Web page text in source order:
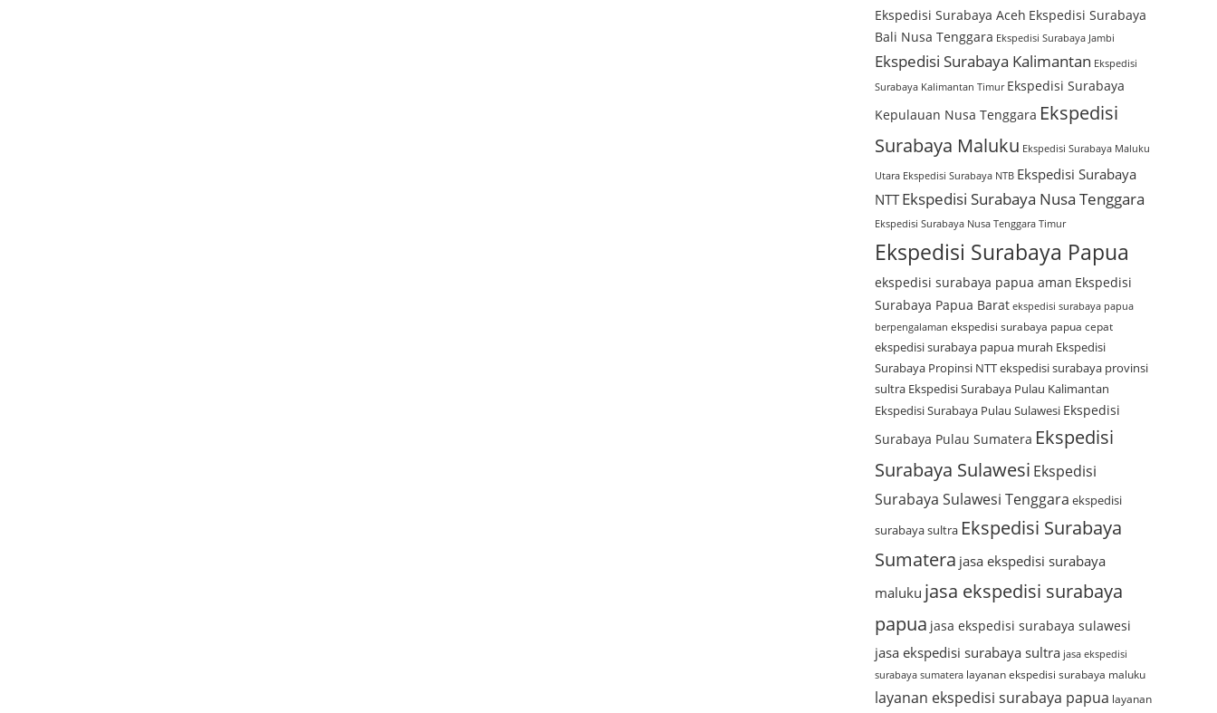
Ekspedisi Surabaya Aceh Ekspedisi Surabaya
Bali Nusa Tenggara Ekspedisi Surabaya Jambi
Ekspedisi Surabaya Kalimantan Ekspedisi
Surabaya Kalimantan Timur Ekspedisi Surabaya
Kepulauan Nusa Tenggara Ekspedisi
Surabaya Maluku Ekspedisi Surabaya Maluku
Utara Ekspedisi Surabaya NTB Ekspedisi Surabaya
NTT Ekspedisi Surabaya Nusa Tenggara
Ekspedisi Surabaya Nusa Tenggara Timur
Ekspedisi Surabaya Papua
ekspedisi surabaya papua aman Ekspedisi
Surabaya Papua Barat ekspedisi surabaya papua
berpengalaman ekspedisi surabaya papua cepat
ekspedisi surabaya papua murah Ekspedisi
Surabaya Propinsi NTTekspedisi surabaya provinsi
sultra Ekspedisi Surabaya Pulau Kalimantan
Ekspedisi Surabaya Pulau Sulawesi Ekspedisi
Surabaya Pulau Sumatera Ekspedisi
Surabaya Sulawesi Ekspedisi
Surabaya Sulawesi Tenggara ekspedisi
surabaya sultra Ekspedisi Surabaya
Sumatera jasa ekspedisi surabaya
maluku jasa ekspedisi surabaya
papua jasa ekspedisi surabaya sulawesi
jasa ekspedisi surabaya sultra jasa ekspedisi
surabaya sumatera layanan ekspedisi surabaya maluku
layanan ekspedisi surabaya papua layanan